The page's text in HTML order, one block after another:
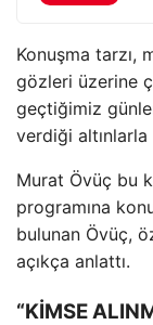
Konuşma tarzı,
gözleri üzerine
geçtiğimiz
verdiği
Murat Övüç bu
programına
bulunan Övüç,
açıkça anlattı.
“KİMSE